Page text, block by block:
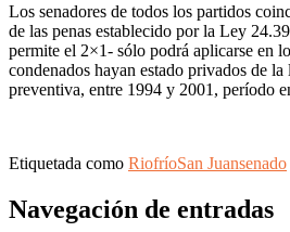
Los senadores de todos los partidos
de las penas establecido por la Ley
permite el 2×1- sólo podrá aplicarse en
condenados hayan estado privados de
preventiva, entre 1994 y 2001, período
Etiquetada como RiofríoSan Juansenado
Navegación de entradas